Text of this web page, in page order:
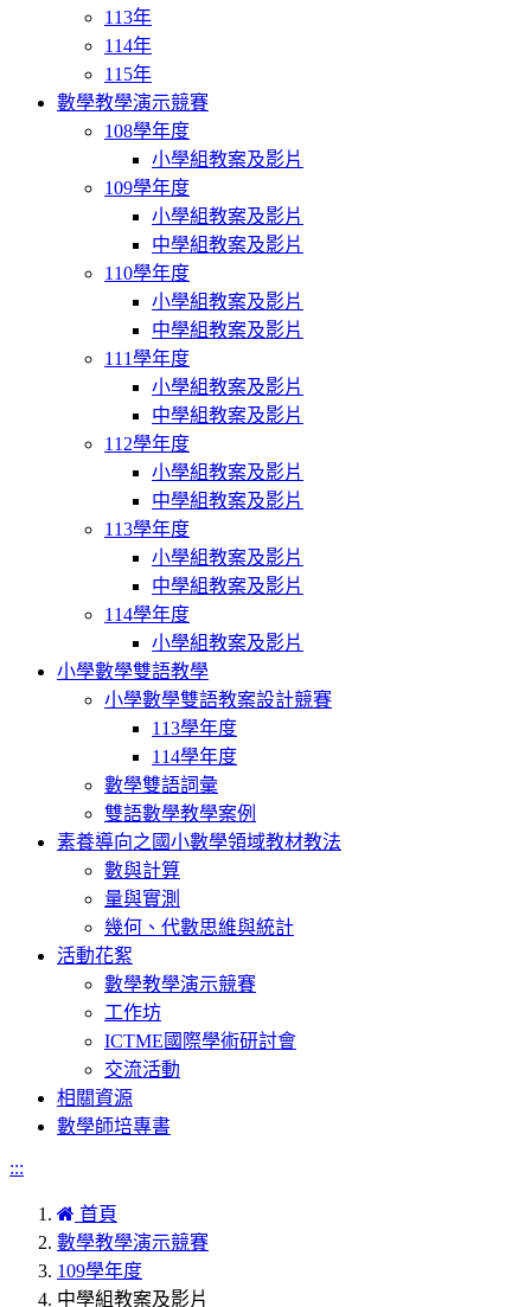
113年
114年
115年
數學教學演示競賽
108學年度
小學組教案及影片
109學年度
小學組教案及影片
中學組教案及影片
110學年度
小學組教案及影片
中學組教案及影片
111學年度
小學組教案及影片
中學組教案及影片
112學年度
小學組教案及影片
中學組教案及影片
113學年度
小學組教案及影片
中學組教案及影片
114學年度
小學組教案及影片
小學數學雙語教學
小學數學雙語教案設計競賽
113學年度
114學年度
數學雙語詞彙
雙語數學教學案例
素養導向之國小數學領域教材教法
數與計算
量與實測
幾何、代數思維與統計
活動花絮
數學教學演示競賽
工作坊
ICTME國際學術研討會
交流活動
相關資源
數學師培專書
:::
首頁
數學教學演示競賽
109學年度
中學組教案及影片